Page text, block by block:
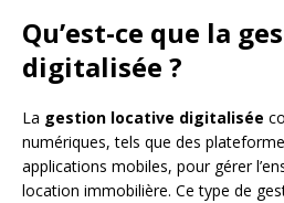
Qu’est-ce que la
digitalisée ?
La gestion locative digitalisée
numériques, tels que des
applications mobiles, pour gérer
location immobilière. Ce type de